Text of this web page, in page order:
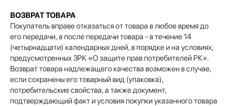
ВОЗВРАТ ТОВАРА
Покупатель вправе отказаться от товара в любое время до
его передачи, а после передачи товара - в течение 14
(четырнадцати) календарных дней, в порядке и на условиях,
предусмотренных ЗРК «О защите прав потребителей РК».
Возврат товара надлежащего качества возможен в случае,
если сохранены его товарный вид (упаковка),
потребительские свойства, а также документ,
подтверждающий факт и условия покупки указанного товара